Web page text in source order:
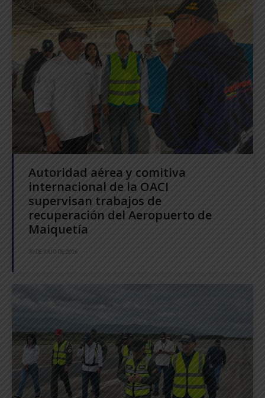
Autoridad aérea y comitiva
internacional de la OACI
supervisan trabajos de
recuperación del Aeropuerto de
Maiquetía
30 DE JULIO DE 2026